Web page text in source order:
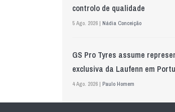
controlo de qualidade
5 Ago. 2026 | Nádia Conceição
GS Pro Tyres assume
exclusiva da Laufenn em
4 Ago. 2026 | Paulo Homem